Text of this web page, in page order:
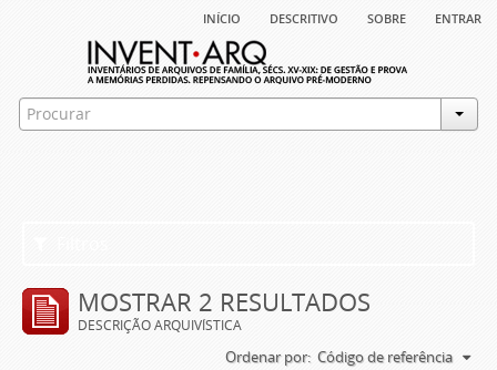
início descritivo sobre entrar
MOSTRAR 2 RESULTADOS
DESCRIÇÃO ARQUIVÍSTICA
Ordenar por: Código de referência